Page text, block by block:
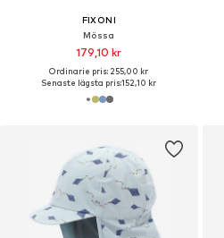
FIXONI
Mössa
179,10 kr
Ordinarie pris: 255,00 kr
Senaste lägsta pris:152,10 kr